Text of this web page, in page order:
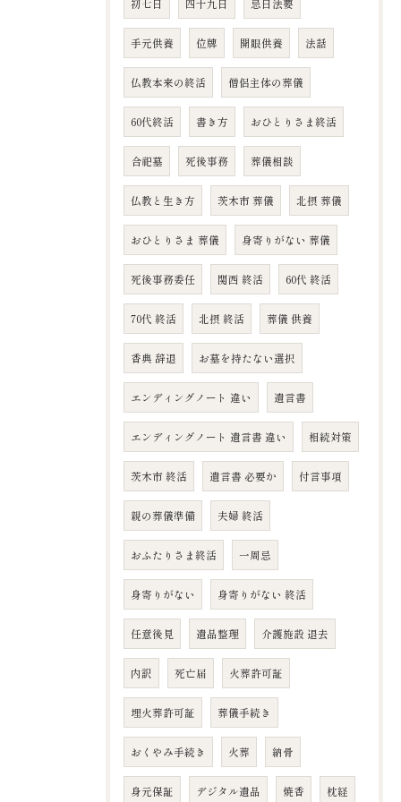
初七日 四十九日 忌日法要
手元供養 位牌 開眼供養 法話
仏教本来の終活 僧侶主体の葬儀
60代終活 書き方 おひとりさま終活
合祀墓 死後事務 葬儀相談
仏教と生き方 茨木市 葬儀 北摂 葬儀
おひとりさま 葬儀 身寄りがない 葬儀
死後事務委任 関西 終活 60代 終活
70代 終活 北摂 終活 葬儀 供養
香典 辞退 お墓を持たない選択
エンディングノート 違い 遺言書
エンディングノート 遺言書 違い 相続対策
茨木市 終活 遺言書 必要か 付言事項
親の葬儀準備 夫婦 終活
おふたりさま終活 一周忌
身寄りがない 身寄りがない 終活
任意後見 遺品整理 介護施設 退去
内訳 死亡届 火葬許可証
埋火葬許可証 葬儀手続き
おくやみ手続き 火葬 納骨
身元保証 デジタル遺品 焼香 枕経